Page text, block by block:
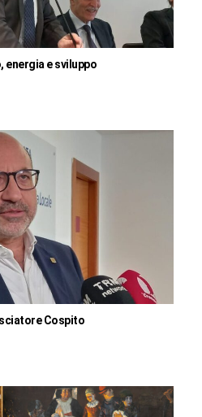
energia e sviluppo
Cospito